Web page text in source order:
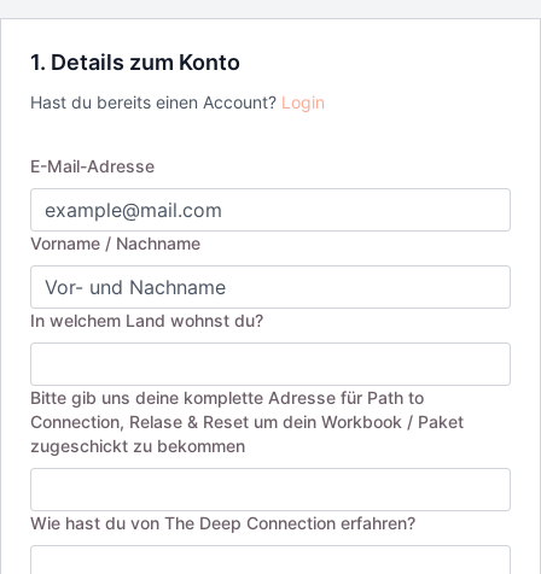
1. Details zum Konto
Hast du bereits einen Account? Login
E-Mail-Adresse
Vorname / Nachname
In welchem Land wohnst du?
Bitte gib uns deine komplette Adresse für Path to
Connection, Relase & Reset um dein Workbook / Paket
zugeschickt zu bekommen
Wie hast du von The Deep Connection erfahren?